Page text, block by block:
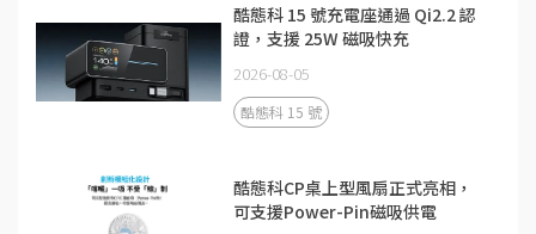
酷態科 15 號充電座通過 Qi2.2 認
證，支援 25W 磁吸快充
2026-08-05
酷態科 15 號
酷態科CP桌上型風扇正式亮相，
可支援Power-Pin磁吸供電